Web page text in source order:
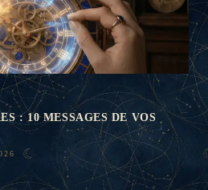
: 10 MESSAGES DE VOS